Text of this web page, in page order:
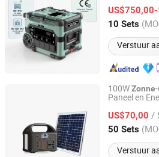
10 Sets
Verstuur
Jiangsu, China Sinds
100WZonne
Paneel en
US$70,00 /
50 Sets
Verstuur
Energy Free (Wuxi) Co., Ltd.
Jiangsu, China Sinds